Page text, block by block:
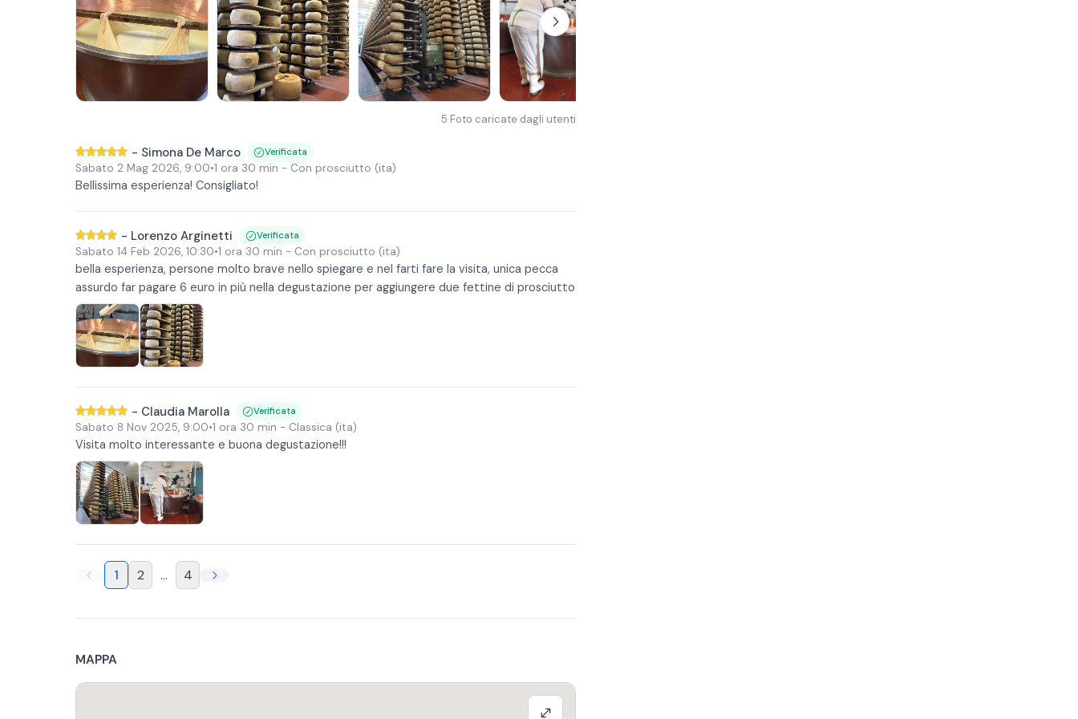
5 Foto caricate dagli utenti
- Simona De Marco Verificata
Sabato 2 Mag 2026, 9:00•1 ora 30 min - Con prosciutto (ita)
Bellissima esperienza! Consigliato!
- Lorenzo Arginetti Verificata
Sabato 14 Feb 2026, 10:30•1 ora 30 min - Con prosciutto (ita)
bella esperienza, persone molto brave nello spiegare e nel farti fare la visita, unica pecca
assurdo far pagare 6 euro in più nella degustazione per aggiungere due fettine di prosciutto
- Claudia Marolla Verificata
Sabato 8 Nov 2025, 9:00•1 ora 30 min - Classica (ita)
Visita molto interessante e buona degustazione!!!
1 2 ... 4
MAPPA